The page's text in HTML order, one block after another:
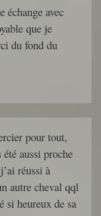
avec
que je
du fond du
pour tout,
aussi proche
réussi à
autre cheval qql
si heureux de sa